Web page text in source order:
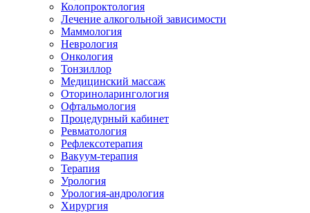
Колопроктология
Лечение алкогольной зависимости
Маммология
Неврология
Онкология
Тонзиллор
Медицинский массаж
Оториноларингология
Офтальмология
Процедурный кабинет
Ревматология
Рефлексотерапия
Вакуум-терапия
Терапия
Урология
Урология-андрология
Хирургия